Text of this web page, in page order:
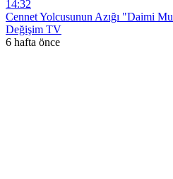
14:32
Cennet Yolcusunun Azığı "Daimi
Değişim TV
6 hafta önce